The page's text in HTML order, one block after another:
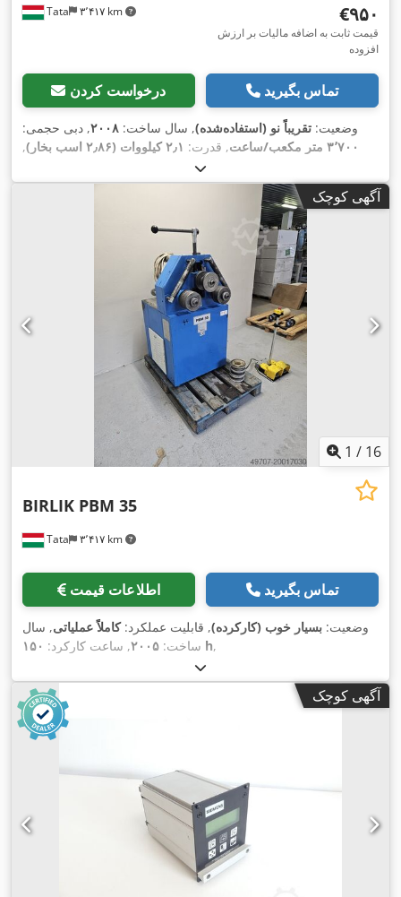
Tata ۳٬۴۱۷ km ‎€۹۵۰
قیمت ثابت به اضافه مالیات بر ارزش
افزوده
درخواست کردن تماس بگیرید
وضعیت: تقریباً نو (استفاده‌شده), سال ساخت: ۲۰۰۸, دبی حجمی:
۳٬۷۰۰ متر مکعب/ساعت
, قدرت: ۲٫۱ کیلووات (۲٫۸۶ اسب بخار)
,
آگهی کوچک
1 / 16
Tata ۳٬۴۱۷ km
BIRLIK PBM 35
اطلاعات قیمت تماس بگیرید
وضعیت: بسیار خوب (کارکرده), قابلیت عملکرد:کاملاً عملیاتی, سال
ساخت: ۲۰۰۵, ساعت کارکرد: ۱۵۰ h,
آگهی کوچک